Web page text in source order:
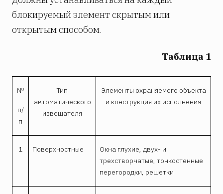
блокируемый элемент скрытым или
открытым способом.
Таблица 1
№
п/
п
Тип
автоматического
извещателя
Элементы охраняемого объекта
и конструкция их исполнения
1 Поверхностные
Окна глухие, двух- и
трехстворчатые, тонко­с­тенные
перегородки, решетки